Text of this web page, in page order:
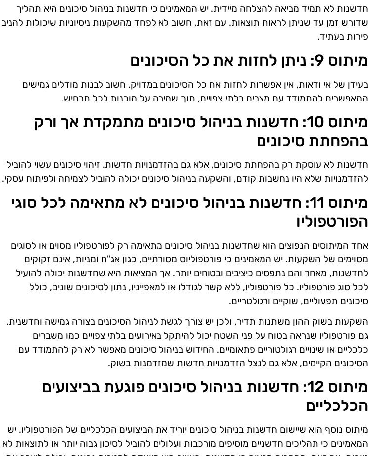
חדשנות לא תמיד מביאה להצלחה מיידית. יש המאמינים כי חדשנות בניהול סיכונים היא תהליך
שדורש זמן עד שניתן לראות תוצאות. עם זאת, חשוב לא לפחד מהשקעות ניסיוניות שיכולות להניב
פירות בעתיד.
מיתוס 9: ניתן לחזות את כל הסיכונים
בעידן של אי ודאות, אין אפשרות לחזות את כל הסיכונים במדויק. חשוב לבנות מודלים גמישים
המאפשרים להתמודד עם מצבים בלתי צפויים, תוך שמירה על מוכנות לכל תרחיש.
מיתוס 10: חדשנות בניהול סיכונים מתמקדת אך ורק
בהפחתת סיכונים
חדשנות לא עוסקת רק בהפחתת סיכונים, אלא גם בהזדמנויות חדשות. זיהוי סיכונים עשוי להוביל
להזדמנויות שלא היו נחשבות קודם, והשקעה בניהול סיכונים יכולה להוביל לצמיחה ולפיתוח עסקי.
מיתוס 11: חדשנות בניהול סיכונים לא מתאימה לכל סוגי
הפורטפוליו
אחד המיתוסים הנפוצים הוא שחדשנות בניהול סיכונים מתאימה רק לפורטפוליו מסוים או לסוגים
מסוימים של השקעות. יש המאמינים כי פורטפוליוס מסורתיים, כגון אג"ח ומניות, אינם זקוקים
לחדשנות, מאחר והם נתפסים כיציבים ובטוחים יותר. אך המציאות היא שחדשנות יכולה להועיל
לכל סוג פורטפוליו. כל פורטפוליו, ללא קשר לגודלו או למאפייניו, נתון לסיכונים שונים, כולל
סיכונים תפעוליים, שוקיים ורגולטריים.
השקעות בשוק ההון משתנות תדיר, ולכן יש צורך לגשת לניהול הסיכונים בצורה גמישה וחדשנית.
גם פורטפוליו שנראה בטוח על פני השטח יכול להיתקל באירועים בלתי צפויים כמו משברים
כלכליים או שינויים רגולטוריים פתאומיים. החידוש בניהול סיכונים מאפשר לא רק להתמודד עם
הסיכונים הקיימים, אלא גם לנצל הזדמנויות חדשות שמזדמנות בשוק.
מיתוס 12: חדשנות בניהול סיכונים פוגעת בביצועים
הכלכליים
מיתוס נוסף הוא שיישום חדשנות בניהול סיכונים יוריד את הביצועים הכלכליים של הפורטפוליו. יש
המאמינים כי תהליכים חדשניים מוסיפים מורכבות ועלולים להוביל לסיכון גבוה יותר או לתוצאות לא